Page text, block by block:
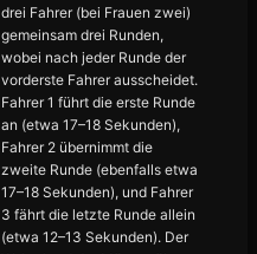
drei Fahrer (bei Frauen zwei)
gemeinsam drei Runden,
wobei nach jeder Runde der
vorderste Fahrer ausscheidet.
Fahrer 1 führt die erste Runde
an (etwa 17–18 Sekunden),
Fahrer 2 übernimmt die
zweite Runde (ebenfalls etwa
17–18 Sekunden), und Fahrer
3 fährt die letzte Runde allein
(etwa 12–13 Sekunden). Der